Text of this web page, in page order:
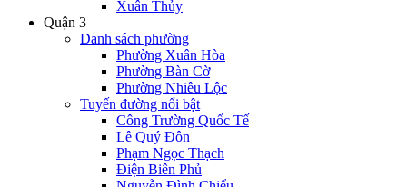
Xuân Thủy
Quận 3
Danh sách phường
Phường Xuân Hòa
Phường Bàn Cờ
Phường Nhiêu Lộc
Tuyến đường nổi bật
Công Trường Quốc Tế
Lê Quý Đôn
Phạm Ngọc Thạch
Điện Biên Phủ